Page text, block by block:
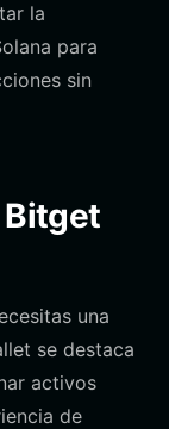
la
para
sin
Bitget
una
se destaca
activos
de